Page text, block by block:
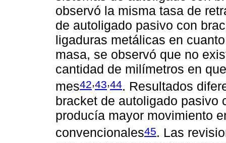
observó la misma tasa de
de autoligado pasivo con
ligaduras metálicas en
masa, se observó que no
cantidad de milímetros en
mes42,43,44. Resultados
bracket de autoligado pasivo
producía mayor movimiento
convencionales45. Las